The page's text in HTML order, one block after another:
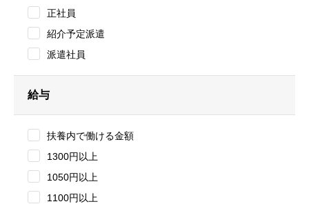
正社員
紹介予定派遣
派遣社員
給与
扶養内で働ける金額
1300円以上
1050円以上
1100円以上